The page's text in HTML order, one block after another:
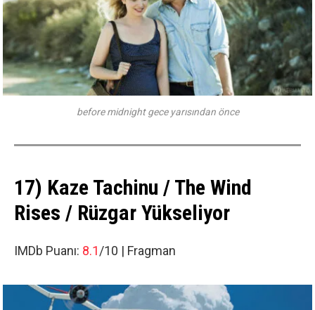
before midnight gece yarısından önce
17) Kaze Tachinu / The Wind
Rises / Rüzgar Yükseliyor
IMDb Puanı: 8.1/10 | Fragman